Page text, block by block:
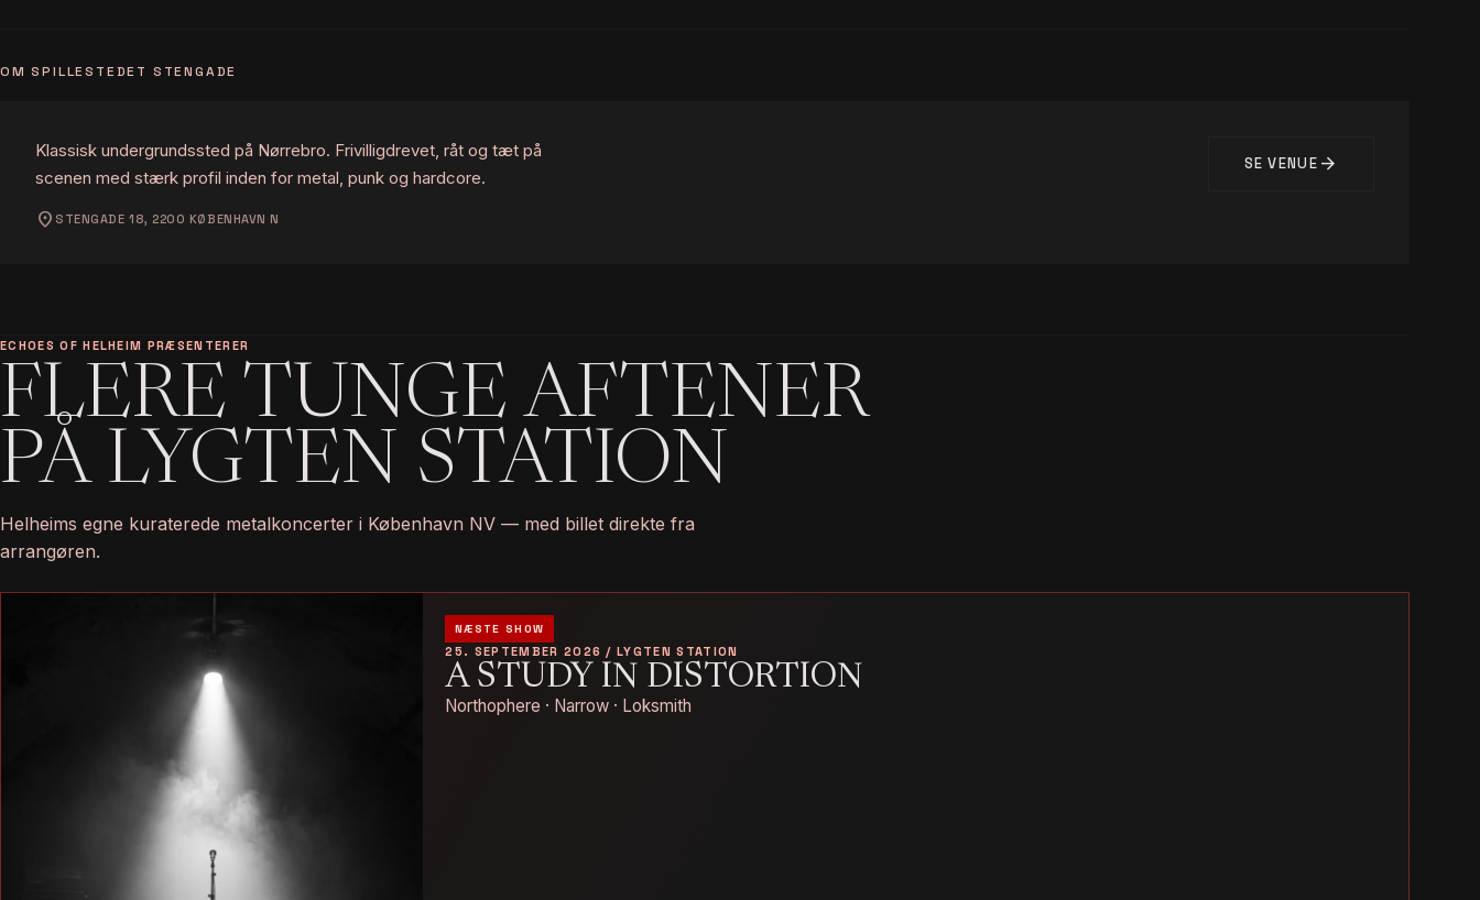
OM SPILLESTEDET STENGADE
Klassisk undergrundssted på Nørrebro. Frivilligdrevet, råt og tæt på
scenen med stærk profil inden for metal, punk og hardcore.
location_on STENGADE 18, 2200 KØBENHAVN N
SE VENUE arrow_forward
ECHOES OF HELHEIM PRÆSENTERER
FLERE TUNGE AFTENER
PÅ LYGTEN STATION
Helheims egne kuraterede metalkoncerter i København NV — med billet direkte fra
arrangøren.
NÆSTE SHOW
25. SEPTEMBER 2026 / LYGTEN STATION
A STUDY IN DISTORTION
Northophere · Narrow · Loksmith